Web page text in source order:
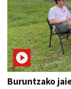
Buruntzako